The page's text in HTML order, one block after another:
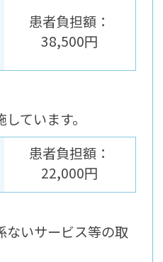
患者負担額：
38,500円
ています。
患者負担額：
22,000円
ないサービス等の取